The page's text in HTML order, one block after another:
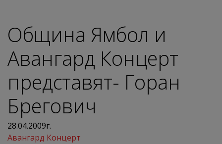
Община Ямбол и
Авангард Концерт
представят- Горан
Брегович
28.04.2009г.
Авангард Концерт